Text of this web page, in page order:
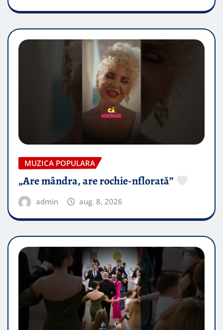
MUZICA POPULARA
„Are mândra, are rochie-nflorată”
admin aug. 8, 2026